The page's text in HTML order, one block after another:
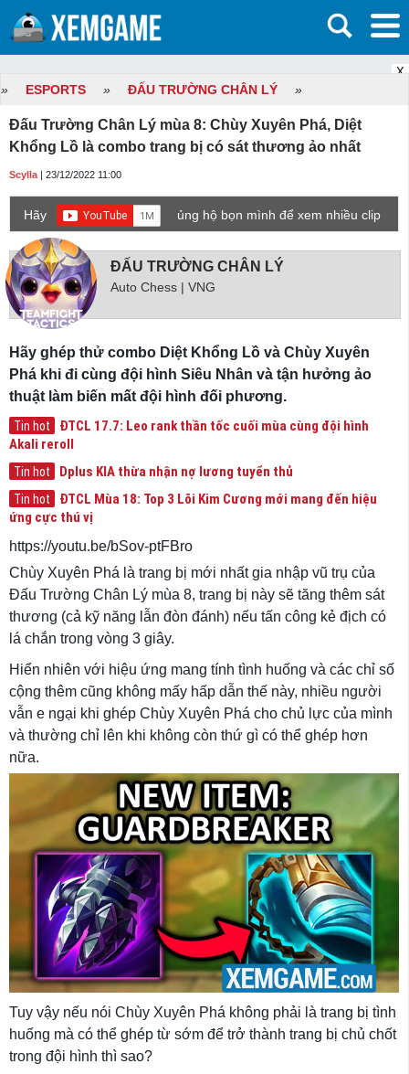
X
» ESPORTS » ĐẤU TRƯỜNG CHÂN LÝ »
Đấu Trường Chân Lý mùa 8: Chùy Xuyên Phá, Diệt
Khổng Lồ là combo trang bị có sát thương ảo nhất
Scylla | 23/12/2022 11:00
Hãy
ủng hộ bọn mình để xem nhiều clip
game mới hơn nhé!
ĐẤU TRƯỜNG CHÂN LÝ
Auto Chess | VNG
Hãy ghép thử combo Diệt Khổng Lồ và Chùy Xuyên
Phá khi đi cùng đội hình Siêu Nhân và tận hưởng ảo
thuật làm biến mất đội hình đối phương.
Tin hot
ĐTCL 17.7: Leo rank thần tốc cuối mùa cùng đội hình
Akali reroll
Tin hot Dplus KIA thừa nhận nợ lương tuyển thủ
Tin hot
ĐTCL Mùa 18: Top 3 Lõi Kim Cương mới mang đến hiệu
ứng cực thú vị
https://youtu.be/bSov-ptFBro
Chùy Xuyên Phá là trang bị mới nhất gia nhập vũ trụ của
Đấu Trường Chân Lý mùa 8, trang bị này sẽ tăng thêm sát
thương (cả kỹ năng lẫn đòn đánh) nếu tấn công kẻ địch có
lá chắn trong vòng 3 giây.
Hiển nhiên với hiệu ứng mang tính tình huống và các chỉ số
cộng thêm cũng không mấy hấp dẫn thế này, nhiều người
vẫn e ngại khi ghép Chùy Xuyên Phá cho chủ lực của mình
và thường chỉ lên khi không còn thứ gì có thể ghép hơn
nữa.
Tuy vậy nếu nói Chùy Xuyên Phá không phải là trang bị tình
huống mà có thể ghép từ sớm để trở thành trang bị chủ chốt
trong đội hình thì sao?